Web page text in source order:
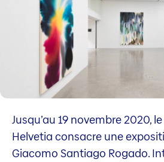
Jusqu’au 19 novembre 2020,
Helvetia consacre une
Giacomo Santiago Rogado.